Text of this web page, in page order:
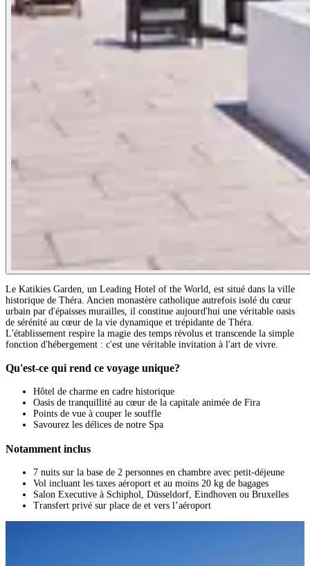
Le Katikies Garden, un Leading Hotel of the World, est situé dans la ville
historique de Théra. Ancien monastère catholique autrefois isolé du cœur
urbain par d'épaisses murailles, il constitue aujourd'hui une véritable oasis
de sérénité au cœur de la vie dynamique et trépidante de Théra.
L'établissement respire la magie des temps révolus et transcende la simple
fonction d'hébergement : c'est une véritable invitation à l'art de vivre.
Qu'est-ce qui rend ce voyage unique?
Hôtel de charme en cadre historique
Oasis de tranquillité au cœur de la capitale animée de Fira
Points de vue à couper le souffle
Savourez les délices de notre Spa
Notamment inclus
7 nuits sur la base de 2 personnes en chambre avec petit-déjeune
Vol incluant les taxes aéroport et au moins 20 kg de bagages
Salon Executive à Schiphol, Düsseldorf, Eindhoven ou Bruxelles
Transfert privé sur place de et vers l’aéroport